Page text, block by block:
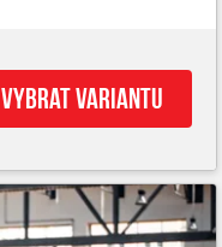
Vybrat variantu